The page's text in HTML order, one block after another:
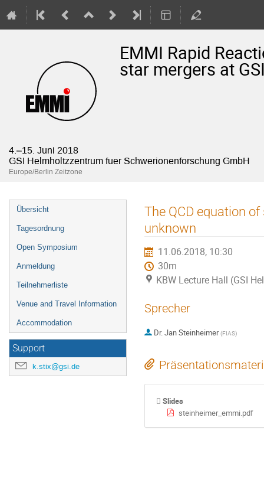
EMMI Rapid
star mergers at
4.–15. Juni 2018
GSI Helmholtzzentrum fuer Schwerionenforschung GmbH
Europe/Berlin Zeitzone
Veranstaltungsmenü
Übersicht
Tagesordnung
Open Symposium
Anmeldung
Teilnehmerliste
Venue and Travel Information
Accommodation
Support
k.stix@gsi.de
The QCD equation
unknown
11.06.2018, 10:30
30m
KBW Lecture Hall (GSI
Sprecher
Dr.Jan Steinheimer (FIAS)
Slides
steinheimer_emmi.pdf